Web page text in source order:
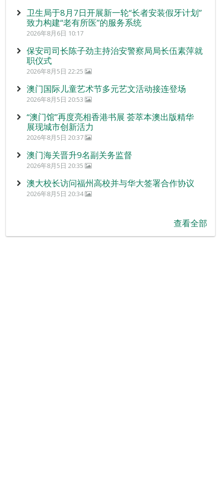
卫生局于8月7日开展新一轮“长者安装假牙计划”
致力构建“老有所医”的服务系统
2026年8月6日 10:17
保安司司长陈子劲主持治安警察局局长伍素萍就
职仪式
2026年8月5日 22:25
澳门国际儿童艺术节多元艺文活动接连登场
2026年8月5日 20:53
“澳门馆”再度亮相香港书展 荟萃本澳出版精华
展现城市创新活力
2026年8月5日 20:37
澳门海关晋升9名副关务监督
2026年8月5日 20:35
澳大校长访问福州高校并与华大签署合作协议
2026年8月5日 20:34
查看全部